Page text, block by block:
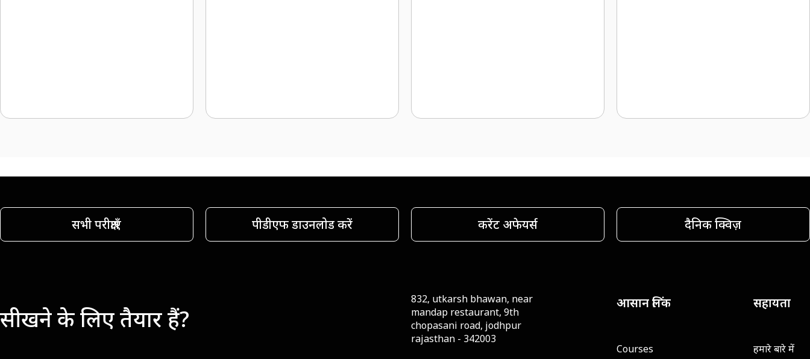
सभी परीक्षाएँ पीडीएफ डाउनलोड करें करेंट अफेयर्स दैनिक क्विज़
सीखने के लिए तैयार हैं?
832, utkarsh bhawan, near
mandap restaurant, 9th
chopasani road, jodhpur
rajasthan - 342003
आसान लिंक
Courses
सहायता
हमारे बारे में